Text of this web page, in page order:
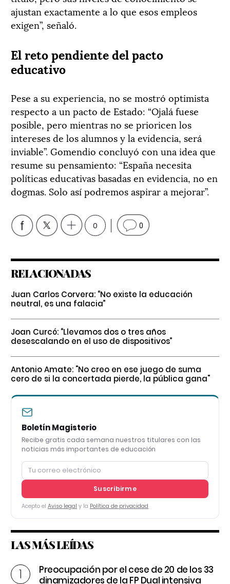
ajustan exactamente a lo que esos empleos
exigen”, señaló.
El reto pendiente del pacto
educativo
Pese a su experiencia, no se mostró optimista
respecto a un pacto de Estado: “Ojalá fuese
posible, pero mientras no se prioricen los
intereses de los alumnos y la evidencia, será
inviable”. Gomendio concluyó con una idea que
resume su pensamiento: “España necesita
políticas educativas basadas en evidencia, no en
dogmas. Solo así podremos aspirar a mejorar”.
0 0
RELACIONADAS
Juan Carlos Corvera: “No existe la educación
neutral, es una falacia”
Joan Curcó: “Llevamos dos o tres años
desescalando en el uso de dispositivos”
Antonio Amate: "No creo en ese juego de suma
cero de si la concertada pierde, la pública gana"
Boletín Magisterio
Recibe gratis cada semana nuestros titulares con las
noticias más importantes de educación
Suscribirme
Acepto el Aviso legal y la Política de privacidad
LAS MÁS LEÍDAS
Preocupación por el cese de 20 de los 33
dinamizadores de la FP Dual intensiva